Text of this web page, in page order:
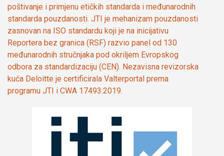
poštivanje i primjenu etičkih standarda i međunarodnih
standarda pouzdanosti. JTI je mehanizam pouzdanosti
zasnovan na ISO standardu koji je na inicijativu
Reportera bez granica (RSF) razvio panel od 130
međunarodnih stručnjaka pod okriljem Evropskog
odbora za standardizaciju (CEN). Nezavisna revizorska
kuća Deloitte je certificirala Valterportal prema
programu JTI i CWA 17493:2019.